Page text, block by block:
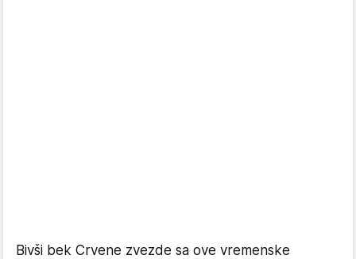
Bivši bek Crvene zvezde sa ove vremenske